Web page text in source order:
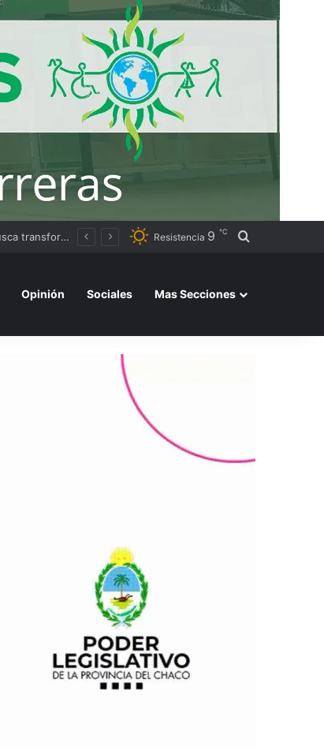
La Aduana denunció una red de contrabando que utilizaba CUITs de personas fallecidas y menores de edad Resistencia 9 ℃ Buscar por
Opinión Sociales Mas Secciones